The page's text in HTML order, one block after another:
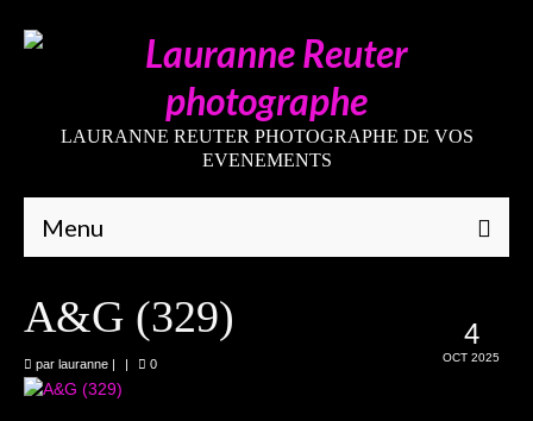
LAURANNE REUTER PHOTOGRAPHE DE VOS
EVENEMENTS
Menu
Mariages
4
OCT 2025
A&G (329)
par lauranne | | 0